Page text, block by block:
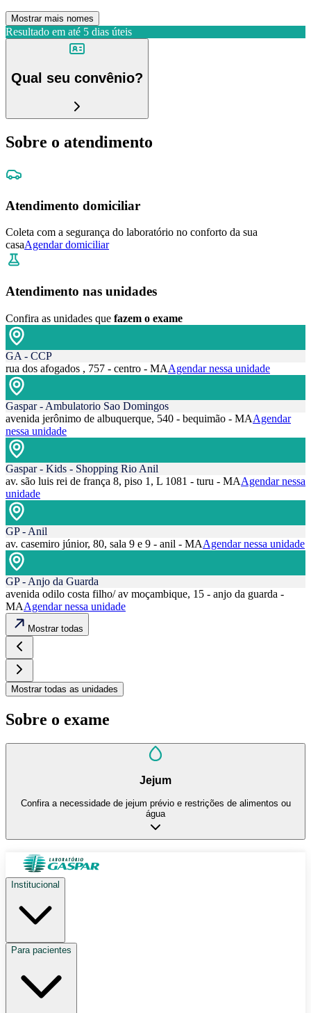
Mostrar mais nomes
Resultado em até 5 dias úteis
Qual seu convênio?
Sobre o atendimento
Atendimento domiciliar
Coleta com a segurança do laboratório no conforto da sua
casaAgendar domiciliar
Atendimento nas unidades
Confira as unidades que fazem o exame
GA - CCP
rua dos afogados , 757 - centro - MAAgendar nessa unidade
Gaspar - Ambulatorio Sao Domingos
avenida jerônimo de albuquerque, 540 - bequimão - MAAgendar
nessa unidade
Gaspar - Kids - Shopping Rio Anil
av. são luis rei de frança 8, piso 1, L 1081 - turu - MAAgendar nessa
unidade
GP - Anil
av. casemiro júnior, 80, sala 9 e 9 - anil - MAAgendar nessa unidade
GP - Anjo da Guarda
avenida odilo costa filho/ av moçambique, 15 - anjo da guarda -
MAAgendar nessa unidade
Mostrar todas
Mostrar todas as unidades
Sobre o exame
Jejum
Confira a necessidade de jejum prévio e restrições de alimentos ou
água
Institucional
Para pacientes